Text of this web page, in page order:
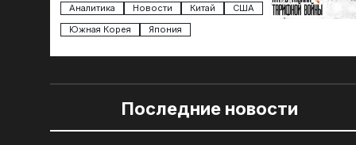
импорта из более 100 стран…
Аналитика Новости Китай
США
Южная Корея
Япония
Последние новости